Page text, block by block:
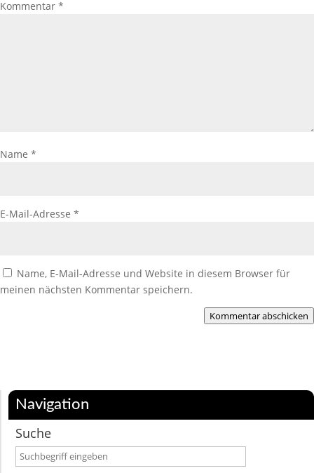
Kommentar *
Name *
E-Mail-Adresse *
Name, E-Mail-Adresse und Website in diesem Browser für
meinen nächsten Kommentar speichern.
Kommentar abschicken
Navigation
Suche